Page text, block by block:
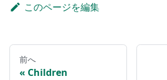
このページを編集
前へ
Children